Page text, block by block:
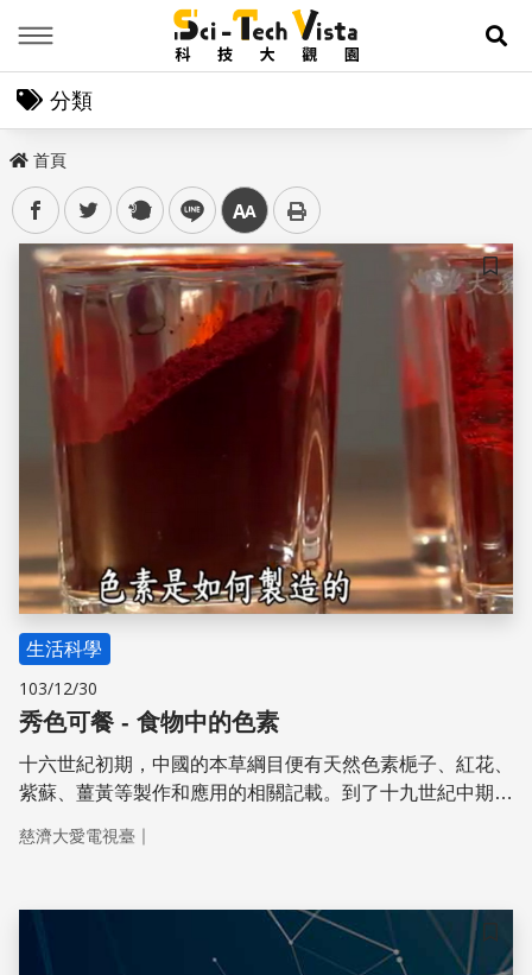
展
分類
首頁
facebooktwitter plurk line 中
儲存
生活科學
103/12/30
秀色可餐 - 食物中的色素
十六世紀初期，中國的本草綱目便有天然色素梔子、紅花、
紫蘇、薑黃等製作和應用的相關記載。到了十九世紀中期，
軍食品市場，終於引發食品安全的討論與爭議。部分組織大
食用色素的使用量與範圍。色素是如何製造的，色素對人體
有什麼影響？在過量添加、違法使用色素的潛在危機裡，消
費者應該如何趨吉避凶？食品的安全已經是現今重要也迫切
慈濟大愛電視臺 ｜
儲存